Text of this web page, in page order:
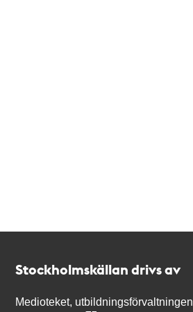
Stockholmskällan drivs av
Medioteket, utbildningsförvaltningen